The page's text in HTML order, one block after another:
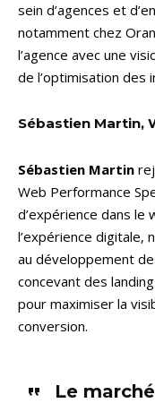
sein d’agences et
notamment chez
l’agence avec une
de l’optimisation des
Sébastien Martin,
Sébastien Martin
Web Performance
d’expérience dans le
l’expérience digitale,
au développement
concevant des
pour maximiser la
conversion.
Le